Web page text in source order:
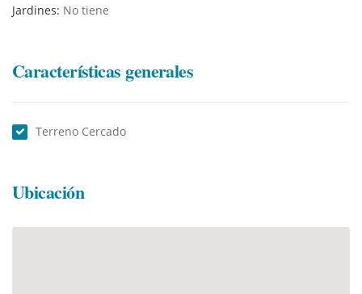
Jardines: No tiene
Características generales
Terreno Cercado
Ubicación